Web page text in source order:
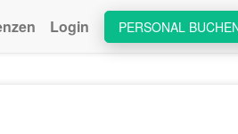
PERSONAL
Login